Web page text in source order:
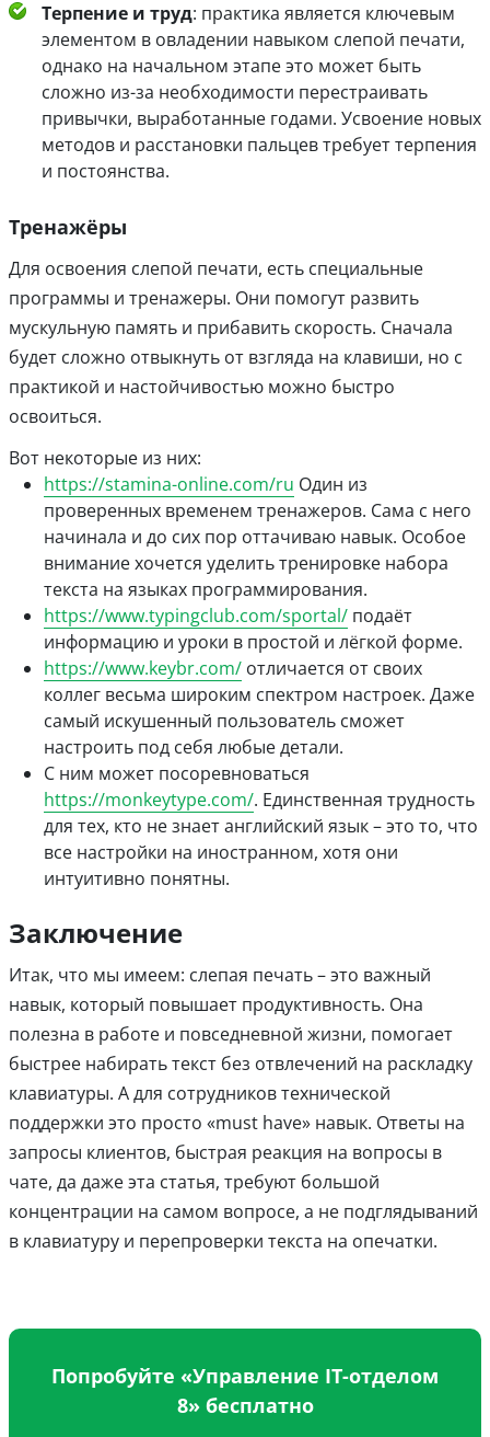
Терпение и труд: практика является ключевым
элементом в овладении навыком слепой печати,
однако на начальном этапе это может быть
сложно из-за необходимости перестраивать
привычки, выработанные годами. Усвоение новых
методов и расстановки пальцев требует терпения
и постоянства.
Тренажёры
Для освоения слепой печати, есть специальные
программы и тренажеры. Они помогут развить
мускульную память и прибавить скорость. Сначала
будет сложно отвыкнуть от взгляда на клавиши, но с
практикой и настойчивостью можно быстро
освоиться.
Вот некоторые из них:
https://stamina-online.com/ru Один из
проверенных временем тренажеров. Сама с него
начинала и до сих пор оттачиваю навык. Особое
внимание хочется уделить тренировке набора
текста на языках программирования.
https://www.typingclub.com/sportal/ подаёт
информацию и уроки в простой и лёгкой форме.
https://www.keybr.com/ отличается от своих
коллег весьма широким спектром настроек. Даже
самый искушенный пользователь сможет
настроить под себя любые детали.
С ним может посоревноваться
https://monkeytype.com/. Единственная трудность
для тех, кто не знает английский язык – это то, что
все настройки на иностранном, хотя они
интуитивно понятны.
Заключение
Итак, что мы имеем: слепая печать – это важный
навык, который повышает продуктивность. Она
полезна в работе и повседневной жизни, помогает
быстрее набирать текст без отвлечений на раскладку
клавиатуры. А для сотрудников технической
поддержки это просто «must have» навык. Ответы на
запросы клиентов, быстрая реакция на вопросы в
чате, да даже эта статья, требуют большой
концентрации на самом вопросе, а не подглядываний
в клавиатуру и перепроверки текста на опечатки.
Попробуйте «Управление IT-отделом
8» бесплатно